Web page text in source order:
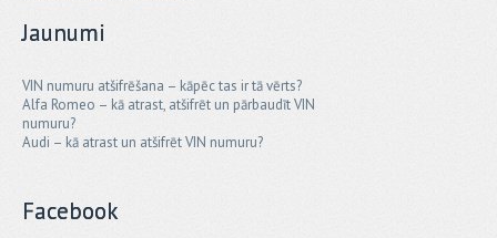
Jaunumi
VIN numuru atšifrēšana – kāpēc tas ir tā vērts?
Alfa Romeo – kā atrast, atšifrēt un pārbaudīt VIN
numuru?
Audi – kā atrast un atšifrēt VIN numuru?
Facebook